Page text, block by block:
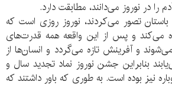
در نوروز می‌دانند، مطابقت دارد.
باستان تصور می‌كردند، نوروز روزی است كه
می‌كند و پس از این واقعه همه قدرت‌های
و آفرینش تازه می‌گردد و انسان‌ها از
بنابراین جشن نوروز نماد تجدید سال و
نیز بوده است. به طوری كه باور داشتند كه